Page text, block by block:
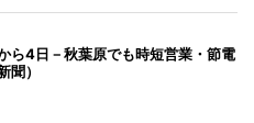
ら4日－秋葉原でも時短営業・節電
聞）